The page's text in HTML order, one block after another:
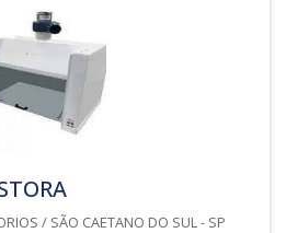
/ SÃO CAETANO DO SUL - SP